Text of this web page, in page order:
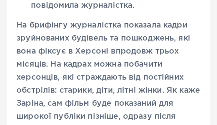
повідомила журналістка.
На брифінгу журналістка показала кадри
зруйнованих будівель та пошкоджень, які
вона фіксує в Херсоні впродовж трьох
місяців. На кадрах можна побачити
херсонців, які страждають від постійних
обстрілів: старики, діти, літні жінки. Як каже
Заріна, сам фільм буде показаний для
широкої публіки пізніше, одразу після